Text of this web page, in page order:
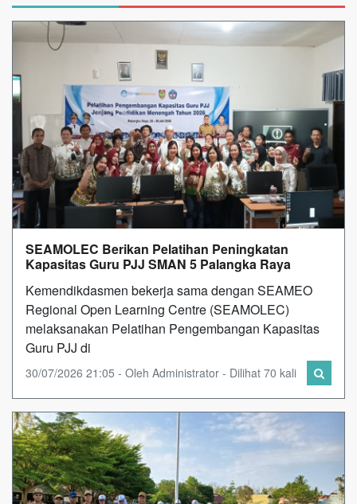
SEAMOLEC Berikan Pelatihan Peningkatan
Kapasitas Guru PJJ SMAN 5 Palangka Raya
Kemendikdasmen bekerja sama dengan SEAMEO
Regional Open Learning Centre (SEAMOLEC)
melaksanakan Pelatihan Pengembangan Kapasitas
Guru PJJ di
30/07/2026 21:05 - Oleh Administrator - Dilihat 70 kali